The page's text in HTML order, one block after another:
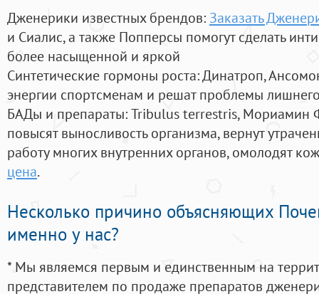
Дженерики известных брендов: Заказать
и Сиалис, а также Попперсы помогут сделать
более насыщенной и яркой
Синтетические гормоны роста: Динатроп,
энергии спортсменам и решат проблемы
БАДы и препараты:Tribulus terrestris, Мориамин
повысят выносливость организма, вернут
работу многих внутренних органов, омолодят
цена.
Несколько причино объясняющих
именно у нас?
* Мы являемся первым и единственным на
представителем по продаже препаратов